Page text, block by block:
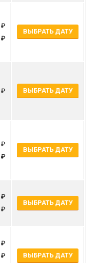
ВЫБРАТЬ ДАТУ
ВЫБРАТЬ ДАТУ
ВЫБРАТЬ ДАТУ
ВЫБРАТЬ ДАТУ
ВЫБРАТЬ ДАТУ